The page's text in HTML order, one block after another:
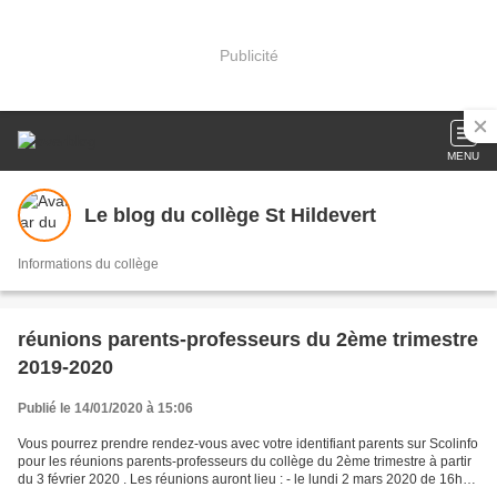
Publicité
MENU
Le blog du collège St Hildevert
Informations du collège
réunions parents-professeurs du 2ème trimestre
2019-2020
Publié le 14/01/2020 à 15:06
Vous pourrez prendre rendez-vous avec votre identifiant parents sur Scolinfo
pour les réunions parents-professeurs du collège du 2ème trimestre à partir
du 3 février 2020 . Les réunions auront lieu : - le lundi 2 mars 2020 de 16h30